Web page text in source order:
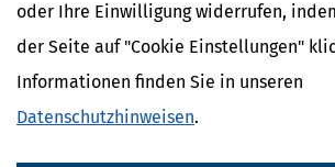
oder Ihre Einwilligung widerrufen,
der Seite auf "Cookie Einstellungen"
Informationen finden Sie in unseren
Datenschutzhinweisen.
Was ist Kunst und was ist »nur« Gewerbe?